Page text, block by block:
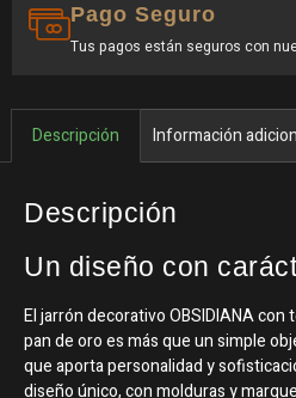
Pago Seguro
Tus pagos están seguros con
Descripción Información
Descripción
Un diseño con
El jarrón decorativo OBSIDIANA
pan de oro es más que un simple
que aporta personalidad y
diseño único, con molduras y